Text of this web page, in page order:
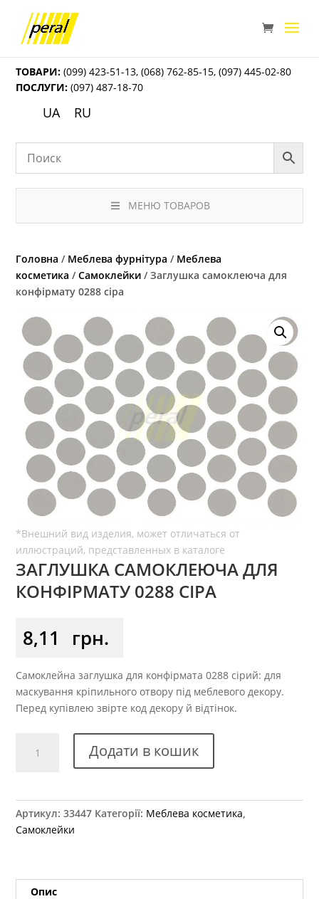
ТОВАРИ: (099) 423-51-13,(068) 762-85-15,(097) 445-02-80
ПОСЛУГИ: (097) 487-18-70
UA RU
МЕНЮ ТОВАРОВ
Головна / Меблева фурнітура / Меблева
косметика /Самоклейки / Заглушка самоклеюча для
конфірмату 0288 сіра
ЗАГЛУШКА САМОКЛЕЮЧА ДЛЯ
КОНФІРМАТУ 0288 СІРА
8,11 грн.
Самоклейна заглушка для конфірмата 0288 сірий: для
маскування кріпильного отвору під меблевого декору.
Перед купівлею звірте код декору й відтінок.
самоклеюча
сіра
Додати в кошик
Артикул:33447 Категорії: Меблева косметика
Самоклейки
Опис